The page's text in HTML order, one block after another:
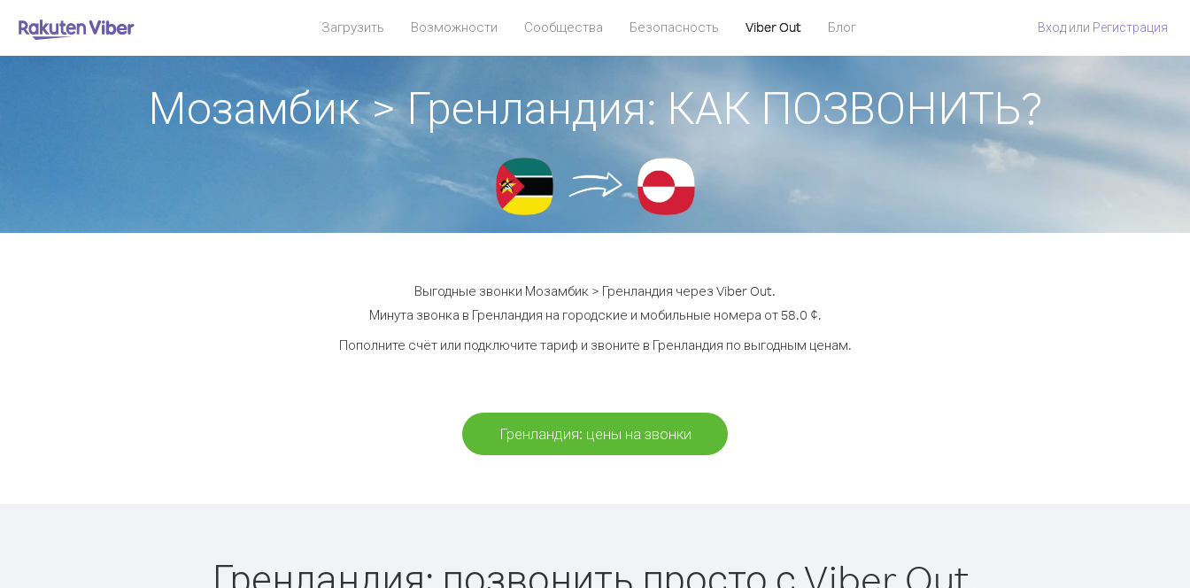
Загрузить Возможности Сообщества Безопасность Viber Out Блог Вход или Регистрация
Мозамбик > Гренландия: КАК ПОЗВОНИТЬ?
Выгодные звонки Мозамбик > Гренландия через Viber Out.
Минута звонка в Гренландия на городские и мобильные номера от 58.0 ¢.
Пополните счёт или подключите тариф и звоните в Гренландия по выгодным ценам.
Гренландия: цены на звонки